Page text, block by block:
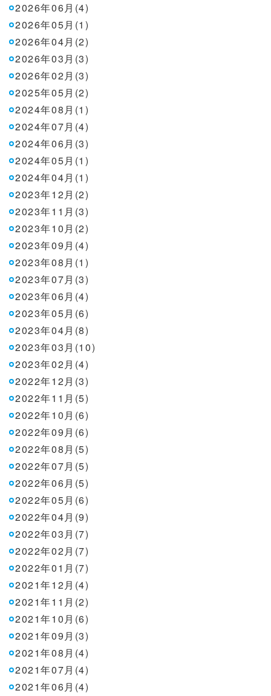
2026年06月(4)
2026年05月(1)
2026年04月(2)
2026年03月(3)
2026年02月(3)
2025年05月(2)
2024年08月(1)
2024年07月(4)
2024年06月(3)
2024年05月(1)
2024年04月(1)
2023年12月(2)
2023年11月(3)
2023年10月(2)
2023年09月(4)
2023年08月(1)
2023年07月(3)
2023年06月(4)
2023年05月(6)
2023年04月(8)
2023年03月(10)
2023年02月(4)
2022年12月(3)
2022年11月(5)
2022年10月(6)
2022年09月(6)
2022年08月(5)
2022年07月(5)
2022年06月(5)
2022年05月(6)
2022年04月(9)
2022年03月(7)
2022年02月(7)
2022年01月(7)
2021年12月(4)
2021年11月(2)
2021年10月(6)
2021年09月(3)
2021年08月(4)
2021年07月(4)
2021年06月(4)